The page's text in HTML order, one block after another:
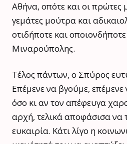
Αθήνα, οπότε και οι πρώτες
γεμάτες μούτρα και
οτιδήποτε και
Μιναρούπολης.
Τέλος πάντων, ο Σπύρος
Επέμενε να βγούμε,
όσο κι αν τον απέφευγα
αρχή, τελικά αποφάσισα
ευκαιρία. Κάτι λίγο η